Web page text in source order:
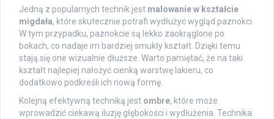
Jedną z popularnych technik jest malowanie w kształcie
migdała, które skutecznie potrafi wydłużyć wygląd paznokci.
W tym przypadku, paznokcie są lekko zaokrąglone po
bokach, co nadaje im bardziej smukły kształt. Dzięki temu
stają się one wizualnie dłuższe. Warto pamiętać, że na taki
kształt najlepiej nałożyć cienką warstwę lakieru, co
dodatkowo podkreśli ich nową formę.
Kolejną efektywną techniką jest ombre, które może
wprowadzić ciekawą iluzję głębokości i wydłużenia. Technika